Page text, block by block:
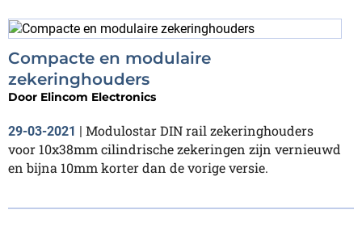
Compacte en modulaire
zekeringhouders
Door Elincom Electronics
29-03-2021 | Modulostar DIN rail zekeringhouders
voor 10x38mm cilindrische zekeringen zijn vernieuwd
en bijna 10mm korter dan de vorige versie.